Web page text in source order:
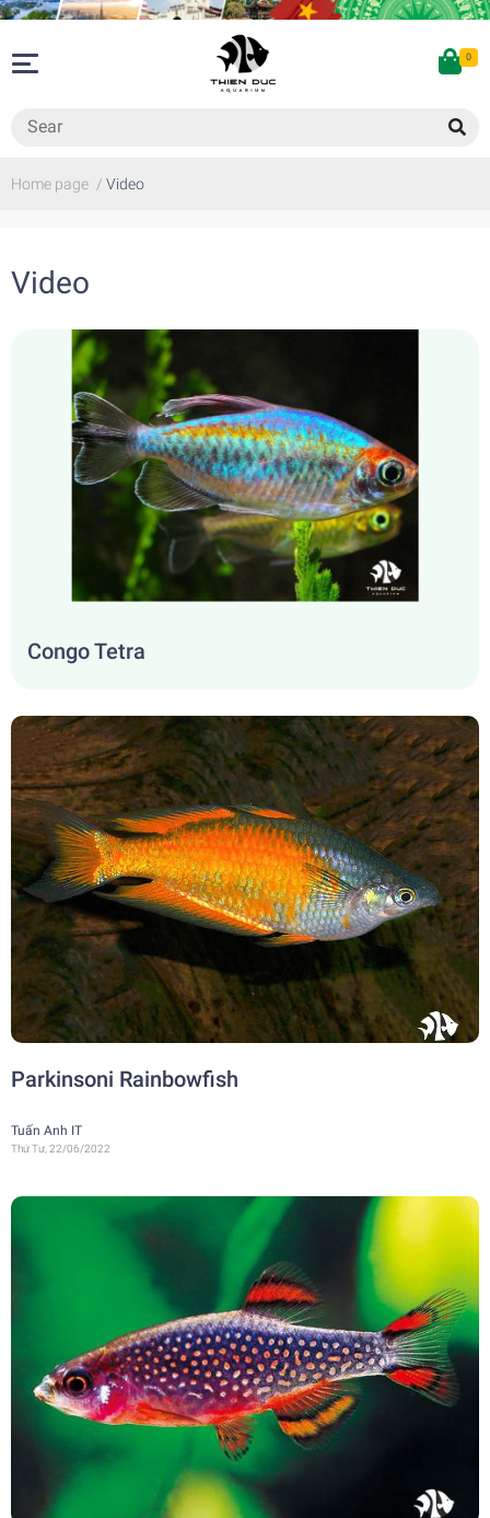
0
Home page / Video
Video
Congo Tetra
Parkinsoni Rainbowfish
Tuấn Anh IT
Thứ Tư, 22/06/2022